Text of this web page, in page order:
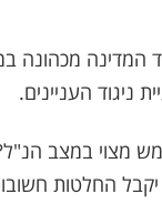
המדינה
ניגוד העניינים.
מצוי במצב
החלטות